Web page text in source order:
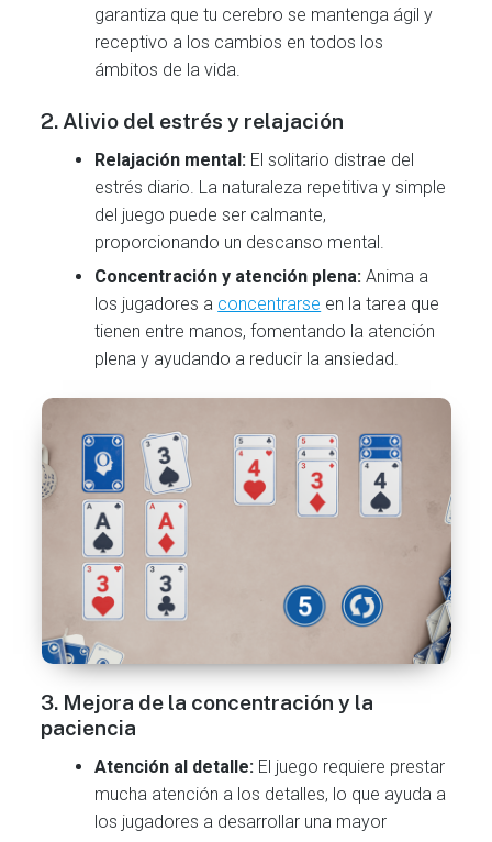
garantiza que tu cerebro se mantenga ágil y
receptivo a los cambios en todos los
ámbitos de la vida.
2. Alivio del estrés y relajación
Relajación mental: El solitario distrae del
estrés diario. La naturaleza repetitiva y simple
del juego puede ser calmante,
proporcionando un descanso mental.
Concentración y atención plena:Anima a
los jugadores a concentrarse en la tarea que
tienen entre manos, fomentando la atención
plena y ayudando a reducir la ansiedad.
3. Mejora de la concentración y la
paciencia
Atención al detalle: El juego requiere prestar
mucha atención a los detalles, lo que ayuda a
los jugadores a desarrollar una mayor